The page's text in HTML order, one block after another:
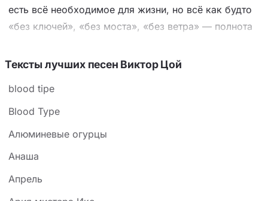
есть всё необходимое для жизни, но всё как будто
«без ключей», «без моста», «без ветра» — полнота
тревожное, но не безнадёжное — это состояние
чтобы рвануть вперёд, но не хватает последнего
толчка. Ключевой приём — анафора («У меня
потенциалом и его реализацией. Белый цвет в
припеве («белые дни, белые горы и белый лёд»)
символизирует чистоту, пустоту или паузу — чистый
Тексты лучших песен Виктор Цой
blood tipe
Blood Type
Алюминевые огурцы
Анаша
Апрель